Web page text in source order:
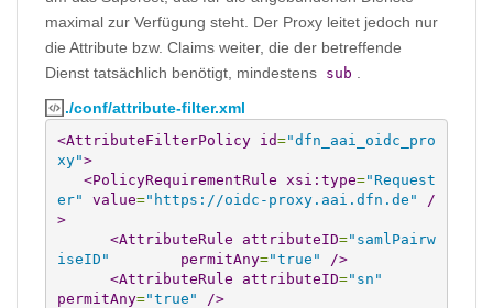
maximal zur Verfügung steht. Der Proxy leitet jedoch nur
die Attribute bzw. Claims weiter, die der betreffende
Dienst tatsächlich benötigt, mindestens sub
./conf/attribute-filter.xml
<AttributeFilterPolicy id="dfn_aai_oidc_pro
xy">
<PolicyRequirementRule
xsi:type="Request
er"
value="https://oidc-proxy.aai.dfn.de"
/
>
<AttributeRule
attributeID="samlPairw
iseID"
permitAny="true"
/>
<AttributeRule
attributeID="sn"
permitAny="true"
/>